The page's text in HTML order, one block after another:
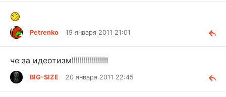
Petrenko 19 января 2011 21:01
че за идеотизм!!!!!!!!!!!!!!!!!!
BIG-SIZE 20 января 2011 22:45